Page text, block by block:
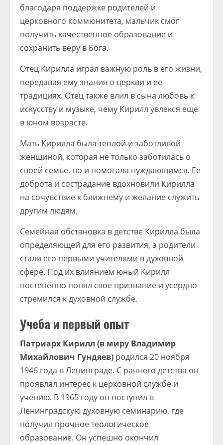
благодаря поддержке родителей и
церковного коммюнитета, мальчик смог
получить качественное образование и
сохранить веру в Бога.
Отец Кирилла играл важную роль в его жизни,
передавая ему знания о церкви и ее
традициях. Отец также влил в сына любовь к
искусству и музыке, чему Кирилл увлекся еще
в юном возрасте.
Мать Кирилла была теплой и заботливой
женщиной, которая не только заботилась о
своей семье, но и помогала нуждающимся. Ее
доброта и сострадание вдохновили Кирилла
на сочувствие к ближнему и желание служить
другим людям.
Семейная обстановка в детстве Кирилла была
определяющей для его развития, а родители
стали его первыми учителями в духовной
сфере. Под их влиянием юный Кирилл
постепенно понял свое призвание и усердно
стремился к духовной службе.
Учеба и первый опыт
Патриарх Кирилл (в миру Владимир
Михайлович Гундяев) родился 20 ноября
1946 года в Ленинграде. С раннего детства он
проявлял интерес к церковной службе и
учению. В 1965 году он поступил в
Ленинградскую духовную семинарию, где
получил прочное теологическое
образование. Он успешно окончил